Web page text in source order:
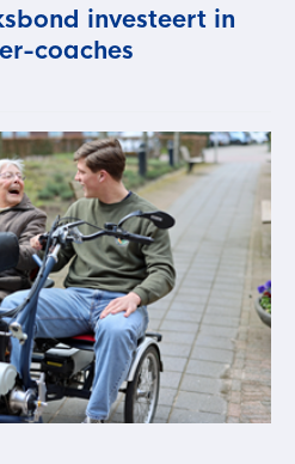
investeert in
coaches